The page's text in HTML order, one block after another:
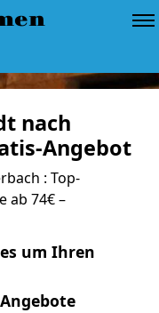
nach
Angebot
: Top-
ab 74€ –
um Ihren